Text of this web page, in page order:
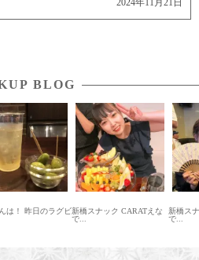
2024年11月21日
BLOG
スナック CARATえな
新橋スナックCARAT えな
と言